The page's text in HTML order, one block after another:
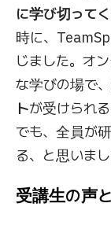
に学び切って
時に、
じました。オ
な学びの場で、
トが受けられ
でも、全員が
る、と思いまし
受講生の声